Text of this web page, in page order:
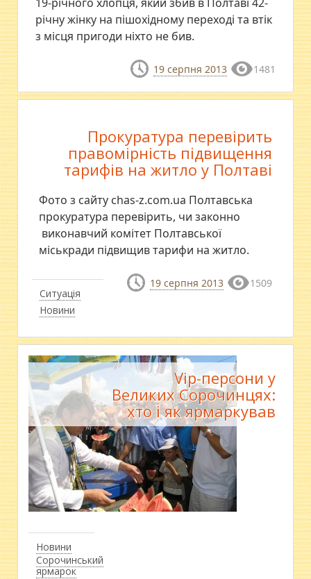
річну жінку на пішохідному переході та втік
з місця пригоди ніхто не бив.
19 серпня 2013 1481
Ситуація
Новини
Прокуратура перевірить
правомірність підвищення
тарифів на житло у Полтаві
Фото з сайту chas-z.com.ua Полтавська
прокуратура перевірить, чи законно
виконавчий комітет Полтавської
міськради підвищив тарифи на житло.
19 серпня 2013 1509
Новини
Сорочинський
ярмарок
Vip-персони у
Великих Сорочинцях:
хто і як ярмаркував